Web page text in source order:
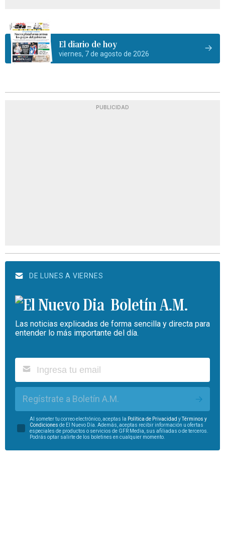
El diario de hoy
viernes, 7 de agosto de 2026
PUBLICIDAD
DE LUNES A VIERNES
Boletín A.M.
Las noticias explicadas de forma sencilla y directa para
entender lo más importante del día.
Regístrate a Boletín A.M.
Al someter tu correo electrónico, aceptas la Política de Privacidad yTérminos y
Condiciones de El Nuevo Día. Además, aceptas recibir información u ofertas
especiales de productos o servicios de GFR Media, sus afiliadas o de terceros.
Podrás optar salirte de los boletines en cualquier momento.